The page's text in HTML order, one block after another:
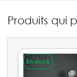
Produits qui
En stock